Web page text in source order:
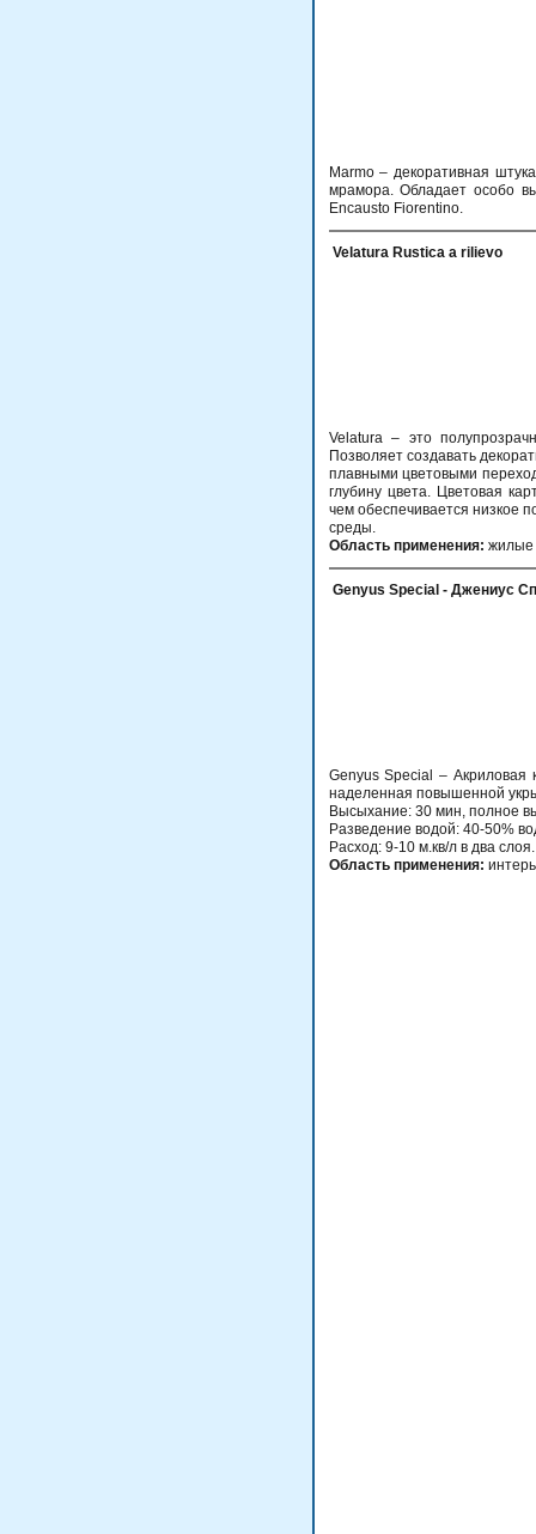
Marmo – декоративная
мрамора. Обладает особо
Encausto Fiorentino.
Velatura Rustica a rilievo
Velatura – это
Позволяет создавать
плавными цветовыми
глубину цвета. Цветовая
чем обеспечивается низкое
среды.
Область применения: жилые
Genyus Special - Джениус
Genyus Special – Акриловая
наделенная повышенной
Высыхание: 30 мин, полное
Разведение водой: 40-50%
Расход: 9-10 м.кв/л в два слоя.
Область применения: